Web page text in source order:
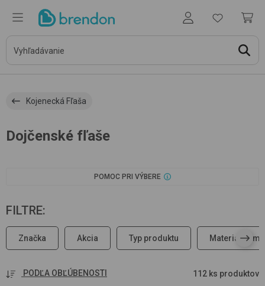
Kojenecká Fľaša
Dojčenské fľaše
POMOC PRI VÝBERE
FILTRE:
Značka Akcia Typ produktu Materiál
PODĽA OBĽÚBENOSTI 112 ks produktov